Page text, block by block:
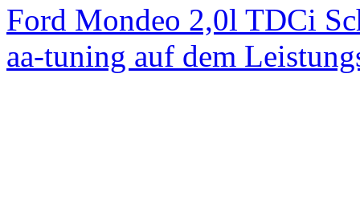
Ford Mondeo 2,0l TDCi
aa-tuning auf dem